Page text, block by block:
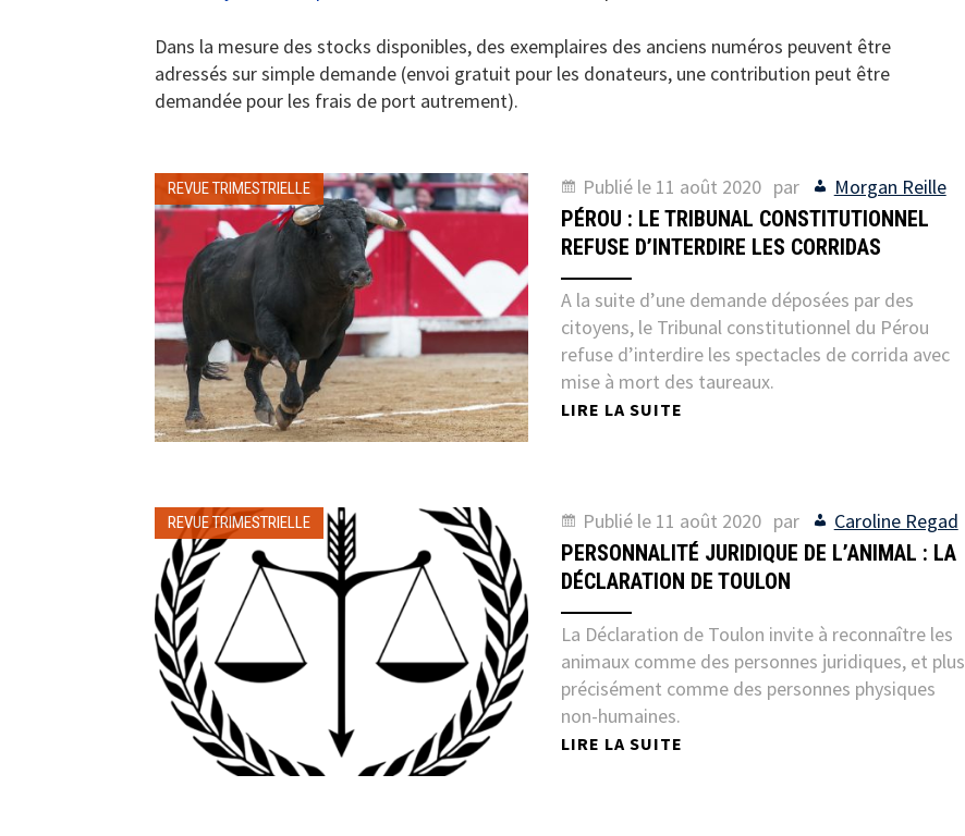
Dans la mesure des stocks disponibles, des exemplaires des anciens numéros peuvent être
adressés sur simple demande (envoi gratuit pour les donateurs, une contribution peut être
demandée pour les frais de port autrement).
REVUE TRIMESTRIELLE Publié le 11 août 2020 par Morgan Reille
PÉROU : LE TRIBUNAL CONSTITUTIONNEL
REFUSE D’INTERDIRE LES CORRIDAS
A la suite d’une demande déposées par des
citoyens, le Tribunal constitutionnel du Pérou
refuse d’interdire les spectacles de corrida avec
mise à mort des taureaux.
LIRE LA SUITE
REVUE TRIMESTRIELLE Publié le 11 août 2020 par Caroline Regad
PERSONNALITÉ JURIDIQUE DE L’ANIMAL : LA
DÉCLARATION DE TOULON
La Déclaration de Toulon invite à reconnaître les
animaux comme des personnes juridiques, et plus
précisément comme des personnes physiques
non-humaines.
LIRE LA SUITE